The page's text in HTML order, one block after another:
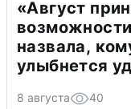
«Август
назвала,
улыбнется
8 августа 40